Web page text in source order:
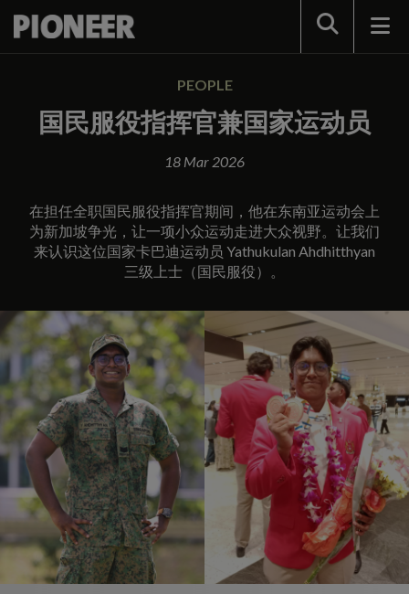
Search
PEOPLE
国民服役指挥官兼国家运动员
18 Mar 2026
在担任全职国民服役指挥官期间，他在东南亚运动会上
为新加坡争光，让一项小众运动走进大众视野。让我们
来认识这位国家卡巴迪运动员 Yathukulan Ahdhitthyan
三级上士（国民服役）。